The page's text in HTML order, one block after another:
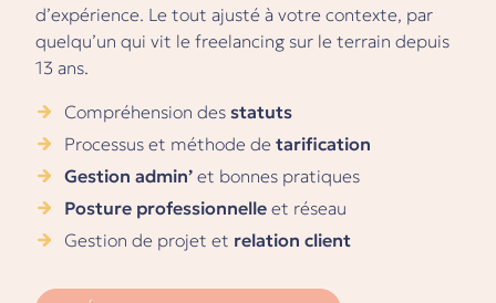
d’expérience. Le tout ajusté à votre contexte, par
quelqu’un qui vit le freelancing sur le terrain depuis
13 ans.
Compréhension des statuts
Processus et méthode de tarification
Gestion admin’ et bonnes pratiques
Posture professionnelle et réseau
Gestion de projet et relation client